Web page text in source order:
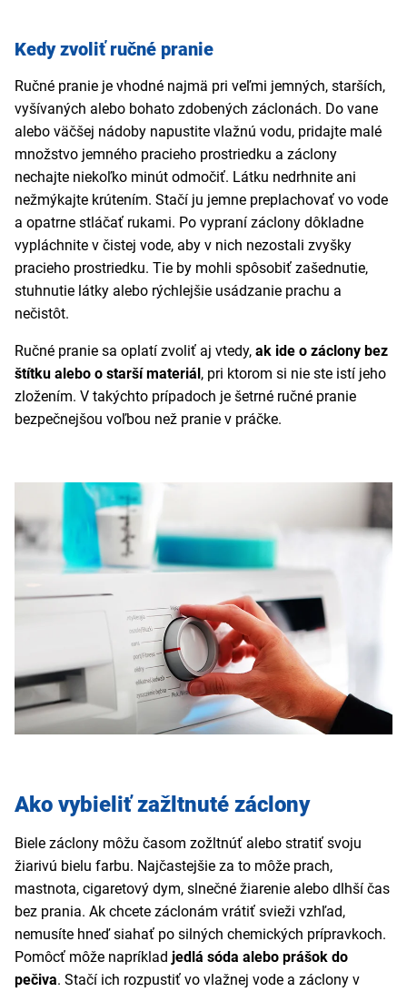
Kedy zvoliť ručné pranie
Ručné pranie je vhodné najmä pri veľmi jemných, starších,
vyšívaných alebo bohato zdobených záclonách. Do vane
alebo väčšej nádoby napustite vlažnú vodu, pridajte malé
množstvo jemného pracieho prostriedku a záclony
nechajte niekoľko minút odmočiť. Látku nedrhnite ani
nežmýkajte krútením. Stačí ju jemne preplachovať vo vode
a opatrne stláčať rukami. Po vypraní záclony dôkladne
vypláchnite v čistej vode, aby v nich nezostali zvyšky
pracieho prostriedku. Tie by mohli spôsobiť zašednutie,
stuhnutie látky alebo rýchlejšie usádzanie prachu a
nečistôt.
Ručné pranie sa oplatí zvoliť aj vtedy, ak ide o záclony bez
štítku alebo o starší materiál, pri ktorom si nie ste istí jeho
zložením. V takýchto prípadoch je šetrné ručné pranie
bezpečnejšou voľbou než pranie v práčke.
Ako vybieliť zažltnuté záclony
Biele záclony môžu časom zožltnúť alebo stratiť svoju
žiarivú bielu farbu. Najčastejšie za to môže prach,
mastnota, cigaretový dym, slnečné žiarenie alebo dlhší čas
bez prania. Ak chcete záclonám vrátiť svieži vzhľad,
nemusíte hneď siahať po silných chemických prípravkoch.
Pomôcť môže napríklad jedlá sóda alebo prášok do
pečiva. Stačí ich rozpustiť vo vlažnej vode a záclony v